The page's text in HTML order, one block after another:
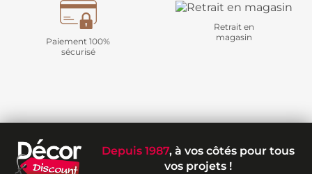
Paiement 100%
sécurisé
Retrait en
magasin
Depuis 1987, à vos côtés pour tous
vos projets !